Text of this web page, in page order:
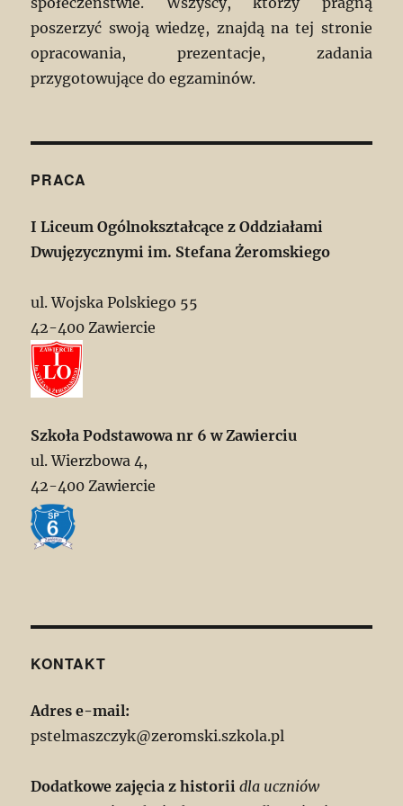
poszerzyć swoją wiedzę, znajdą na tej stronie
opracowania, prezentacje, zadania
przygotowujące do egzaminów.
PRACA
I Liceum Ogólnokształcące z Oddziałami
Dwujęzycznymi im. Stefana Żeromskiego
ul. Wojska Polskiego 55
42-400 Zawiercie
Szkoła Podstawowa nr 6 w Zawierciu
ul. Wierzbowa 4,
42-400 Zawiercie
KONTAKT
Adres e-mail:
pstelmaszczyk@zeromski.szkola.pl
Dodatkowe zajęcia z historii dla uczniów